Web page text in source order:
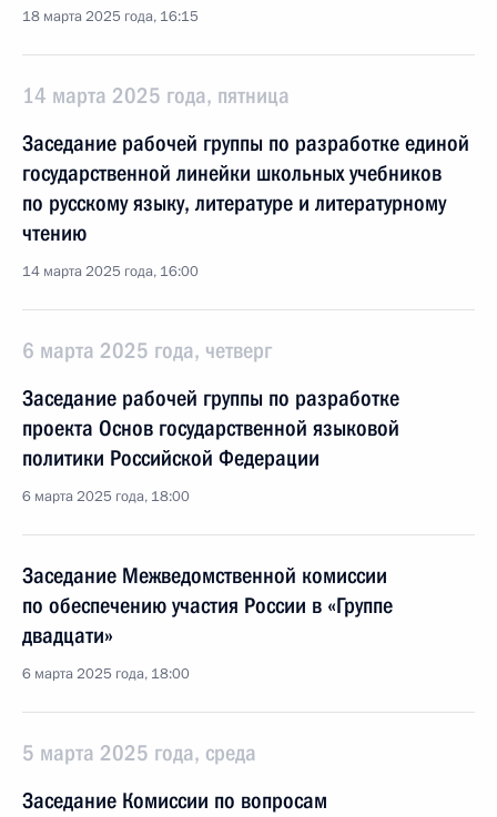
18 марта 2025 года, 16:15
14 марта 2025 года, пятница
Заседание рабочей группы по разработке единой
государственной линейки школьных учебников
по русскому языку, литературе и литературному
чтению
14 марта 2025 года, 16:00
6 марта 2025 года, четверг
Заседание рабочей группы по разработке
проекта Основ государственной языковой
политики Российской Федерации
6 марта 2025 года, 18:00
Заседание Межведомственной комиссии
по обеспечению участия России в «Группе
двадцати»
6 марта 2025 года, 18:00
5 марта 2025 года, среда
Заседание Комиссии по вопросам